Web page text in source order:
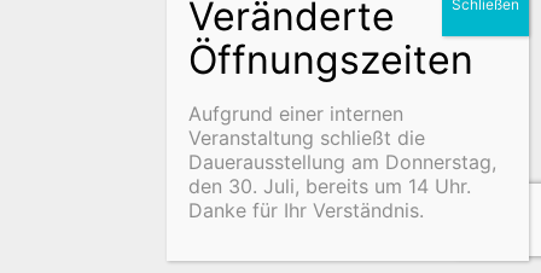
Aufgrund einer internen
Veranstaltung schließt die
Dauerausstellung am Donnerstag,
den 30. Juli, bereits um 14 Uhr.
Danke für Ihr Verständnis.